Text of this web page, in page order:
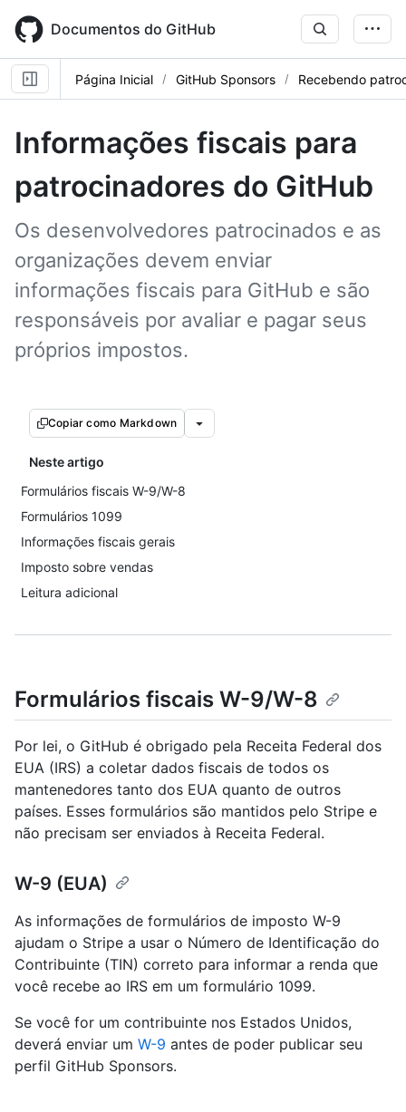
main
content
Documentos do GitHub
Página Inicial GitHub Sponsors Recebendo
Informações fiscais para
patrocinadores do GitHub
Os desenvolvedores patrocinados e as
organizações devem enviar
informações fiscais para GitHub e são
responsáveis por avaliar e pagar seus
próprios impostos.
Copiar como Markdown
Neste artigo
Formulários fiscais W-9/W-8
Formulários 1099
Informações fiscais gerais
Imposto sobre vendas
Leitura adicional
Formulários fiscais W-9/W-8
Por lei, o GitHub é obrigado pela Receita Federal dos
EUA (IRS) a coletar dados fiscais de todos os
mantenedores tanto dos EUA quanto de outros
países. Esses formulários são mantidos pelo Stripe e
não precisam ser enviados à Receita Federal.
W-9 (EUA)
As informações de formulários de imposto W-9
ajudam o Stripe a usar o Número de Identificação do
Contribuinte (TIN) correto para informar a renda que
você recebe ao IRS em um formulário 1099.
Se você for um contribuinte nos Estados Unidos,
deverá enviar um W-9 antes de poder publicar seu
perfil GitHub Sponsors.